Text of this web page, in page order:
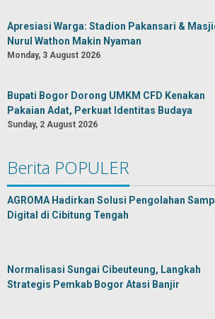
Apresiasi Warga: Stadion Pakansari &
Nurul Wathon Makin Nyaman
Monday, 3 August 2026
Bupati Bogor Dorong UMKM CFD Kenakan
Pakaian Adat, Perkuat Identitas Budaya
Sunday, 2 August 2026
Berita POPULER
AGROMA Hadirkan Solusi Pengolahan
Digital di Cibitung Tengah
Normalisasi Sungai Cibeuteung, Langkah
Strategis Pemkab Bogor Atasi Banjir